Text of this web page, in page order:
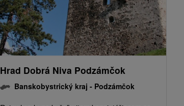
Hrad Dobrá Niva Podzámčok
Banskobystrický kraj - Podzámčok